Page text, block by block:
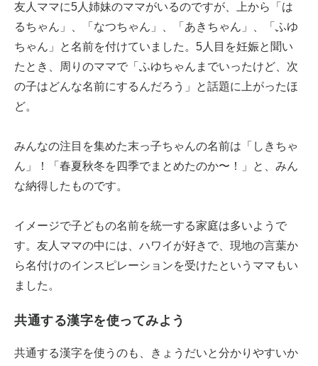
友人ママに5人姉妹のママがいるのですが、上から「は
るちゃん」、「なつちゃん」、「あきちゃん」、「ふゆ
ちゃん」と名前を付けていました。5人目を妊娠と聞い
たとき、周りのママで「ふゆちゃんまでいったけど、次
の子はどんな名前にするんだろう」と話題に上がったほ
ど。
みんなの注目を集めた末っ子ちゃんの名前は「しきちゃ
ん」！「春夏秋冬を四季でまとめたのか〜！」と、みん
な納得したものです。
イメージで子どもの名前を統一する家庭は多いようで
す。友人ママの中には、ハワイが好きで、現地の言葉か
ら名付けのインスピレーションを受けたというママもい
ました。
共通する漢字を使ってみよう
共通する漢字を使うのも、きょうだいと分かりやすいか